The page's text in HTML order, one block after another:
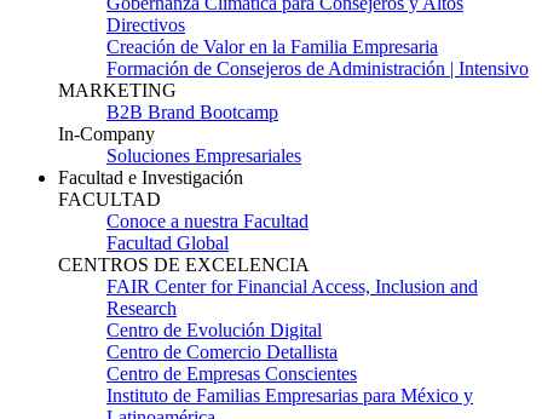
Directivos
Creación de Valor en la Familia Empresaria
Formación de Consejeros de Administración | Intensivo
MARKETING
B2B Brand Bootcamp
In-Company
Soluciones Empresariales
Facultad e Investigación
FACULTAD
Conoce a nuestra Facultad
Facultad Global
CENTROS DE EXCELENCIA
FAIR Center for Financial Access, Inclusion and
Research
Centro de Evolución Digital
Centro de Comercio Detallista
Centro de Empresas Conscientes
Instituto de Familias Empresarias para México y